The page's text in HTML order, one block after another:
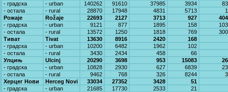
- градска
- urban 140262 91610 37985 3934
- остала
- rural 28870 17948 4831 5713
Рожаје
Rožaje 22693 2127 3713 927
- градска
- urban 9121 877 1895 158
- остала
- rural 13572 1250 1818 769
Тиват
Tivat 13630 8916 2420
168
- градска
- urban 10200 6482 1962
102
- остала
- rural 3430 2434 458
66
Улцињ
Ulcinj 20290 3698 953 15083
- градска
- urban 10828 2930 627 6839
- остала
- rural 9462 768 326 8244
Херцег Нови
Herceg Novi 33034 27352 3428
51
- градска
- urban 21685 17730 2533
21